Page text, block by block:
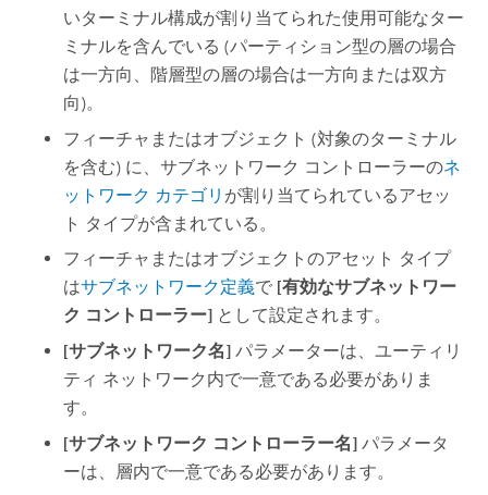
いターミナル構成が割り当てられた使用可能なター
ミナルを含んでいる (パーティション型の層の場合
は一方向、階層型の層の場合は一方向または双方
向)。
フィーチャまたはオブジェクト (対象のターミナル
を含む) に、サブネットワーク コントローラーのネ
ットワーク カテゴリ が割り当てられているアセッ
ト タイプが含まれている。
フィーチャまたはオブジェクトのアセット タイプ
はサブネットワーク定義で [有効なサブネットワー
ク コントローラー] として設定されます。
[サブネットワーク名] パラメーターは、ユーティリ
ティ ネットワーク内で一意である必要がありま
す。
[サブネットワーク コントローラー名] パラメータ
ーは、層内で一意である必要があります。